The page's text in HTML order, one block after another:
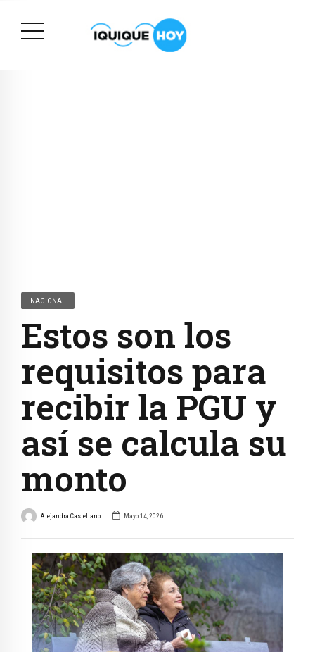
NACIONAL
Estos son los
requisitos para
recibir la PGU y
así se calcula su
monto
Alejandra Castellano Mayo 14, 2026